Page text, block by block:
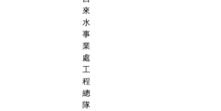
來
水
事
業
處
工
程
總
隊